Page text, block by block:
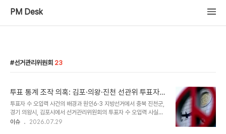
PM Desk
선거관리위원회 23
투표 통계 조작 의혹: 김포·의왕·진천 선관위 투표자
수 오입력 사건 분석
투표자 수 오입력 사건의 배경과 원인6·3 지방선거에서 충북 진천군,
경기 의왕시, 김포시에서 선거관리위원회의 투표자 수 오입력 사실이
확인되었습니다. 일부 읍면동 선관위에서 착오로 투표자 수를 과다 입
이슈 2026.07.29